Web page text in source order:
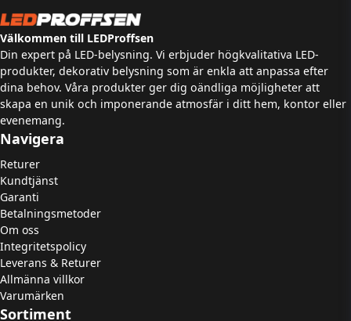
Välkommen till LEDProffsen
Din expert på LED-belysning. Vi erbjuder högkvalitativa LED-
produkter, dekorativ belysning som är enkla att anpassa efter
dina behov. Våra produkter ger dig oändliga möjligheter att
skapa en unik och imponerande atmosfär i ditt hem, kontor eller
evenemang.
Navigera
Returer
Kundtjänst
Garanti
Betalningsmetoder
Om oss
Integritetspolicy
Leverans & Returer
Allmänna villkor
Varumärken
Sortiment